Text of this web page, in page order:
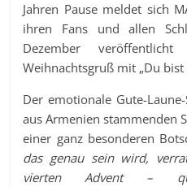
Jahren Pause meldet sich
ihren Fans und allen
Dezember
Weihnachtsgruß mit „Du bist
Der emotionale Gute-
aus Armenien stammenden
einer ganz besonderen
das genau sein wird,
vierten Advent –